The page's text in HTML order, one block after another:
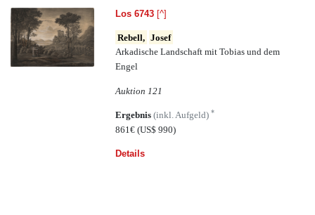
Los 6743 [^]
Rebell, Josef
Arkadische Landschaft mit Tobias und dem
Engel
Auktion 121
Ergebnis(inkl. Aufgeld)*
861€(US$ 990)
Details